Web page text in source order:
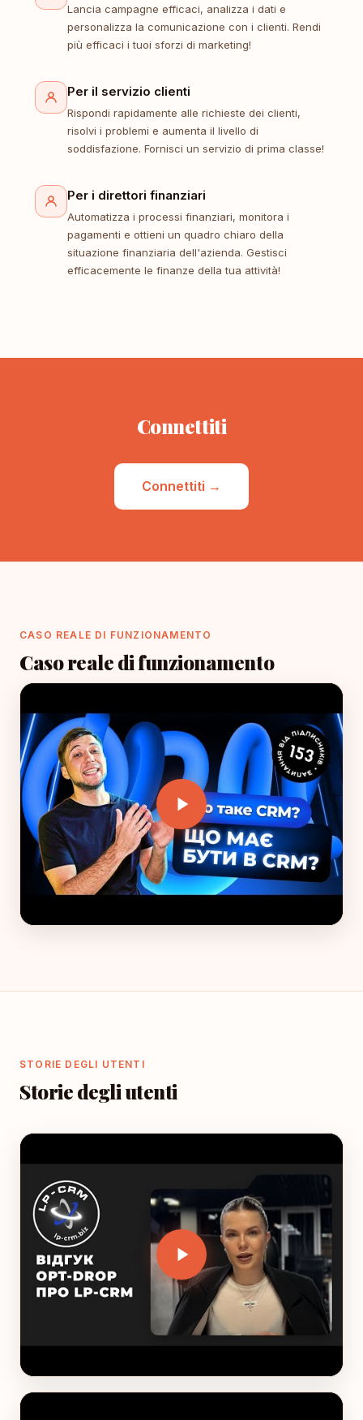
Lancia campagne efficaci, analizza i dati e
personalizza la comunicazione con i clienti. Rendi
più efficaci i tuoi sforzi di marketing!
Per il servizio clienti
Rispondi rapidamente alle richieste dei clienti,
risolvi i problemi e aumenta il livello di
soddisfazione. Fornisci un servizio di prima classe!
Per i direttori finanziari
Automatizza i processi finanziari, monitora i
pagamenti e ottieni un quadro chiaro della
situazione finanziaria dell'azienda. Gestisci
efficacemente le finanze della tua attività!
Connettiti
Connettiti →
CASO REALE DI FUNZIONAMENTO
Caso reale di funzionamento
STORIE DEGLI UTENTI
Storie degli utenti